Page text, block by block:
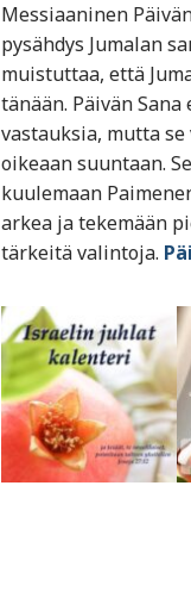
Messiaaninen
pysähdys Jumalan
muistuttaa, että
tänään. Päivän
vastauksia, mutta
oikeaan suuntaan.
kuulemaan
arkea ja tekemään
tärkeitä valintoja.